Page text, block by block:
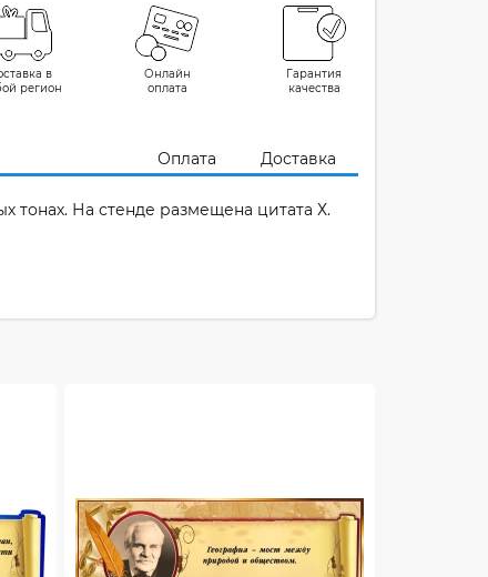
в
регион
Онлайн
оплата
Гарантия
качества
Оплата Доставка
тонах. На стенде размещена цитата Х.